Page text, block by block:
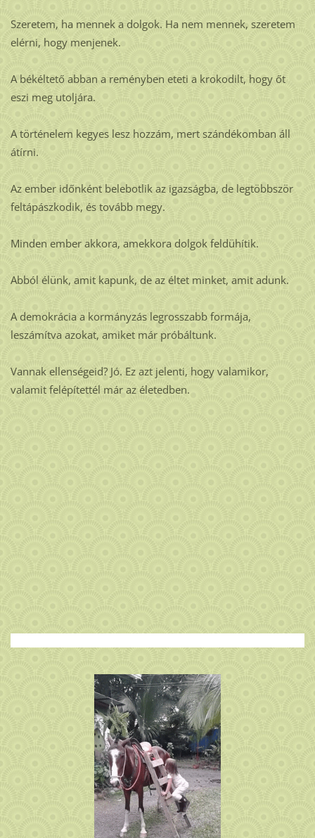
Szeretem, ha mennek a dolgok. Ha nem mennek, szeretem
elérni, hogy menjenek.
A békéltető abban a reményben eteti a krokodilt, hogy őt
eszi meg utoljára.
A történelem kegyes lesz hozzám, mert szándékomban áll
átírni.
Az ember időnként belebotlik az igazságba, de legtöbbször
feltápászkodik, és tovább megy.
Minden ember akkora, amekkora dolgok feldühítik.
Abból élünk, amit kapunk, de az éltet minket, amit adunk.
A demokrácia a kormányzás legrosszabb formája,
leszámítva azokat, amiket már próbáltunk.
Vannak ellenségeid? Jó. Ez azt jelenti, hogy valamikor,
valamit felépítettél már az életedben.